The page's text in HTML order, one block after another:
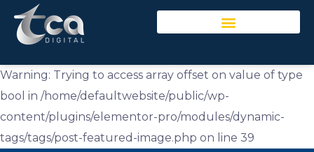
Warning: Trying to access array offset on value of type
bool in /home/defaultwebsite/public/wp-
content/plugins/elementor-pro/modules/dynamic-
tags/tags/post-featured-image.php on line 39